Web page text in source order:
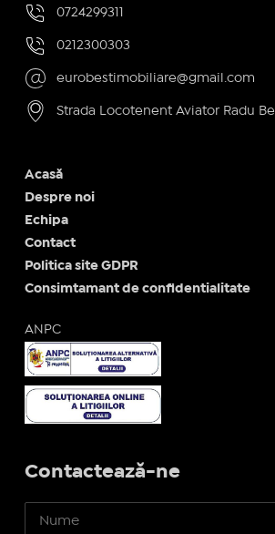
0724299311
0212300303
eurobestimobiliare@gmail.com
Strada Locotenent Aviator Radu
Acasă
Despre noi
Echipa
Contact
Politica site GDPR
Consimtamant de confidentialitate
ANPC
Contactează-ne